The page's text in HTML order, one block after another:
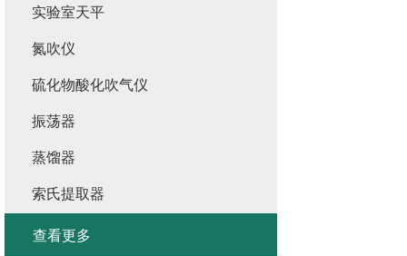
实验室天平
氮吹仪
硫化物酸化吹气仪
振荡器
蒸馏器
索氏提取器
查看更多